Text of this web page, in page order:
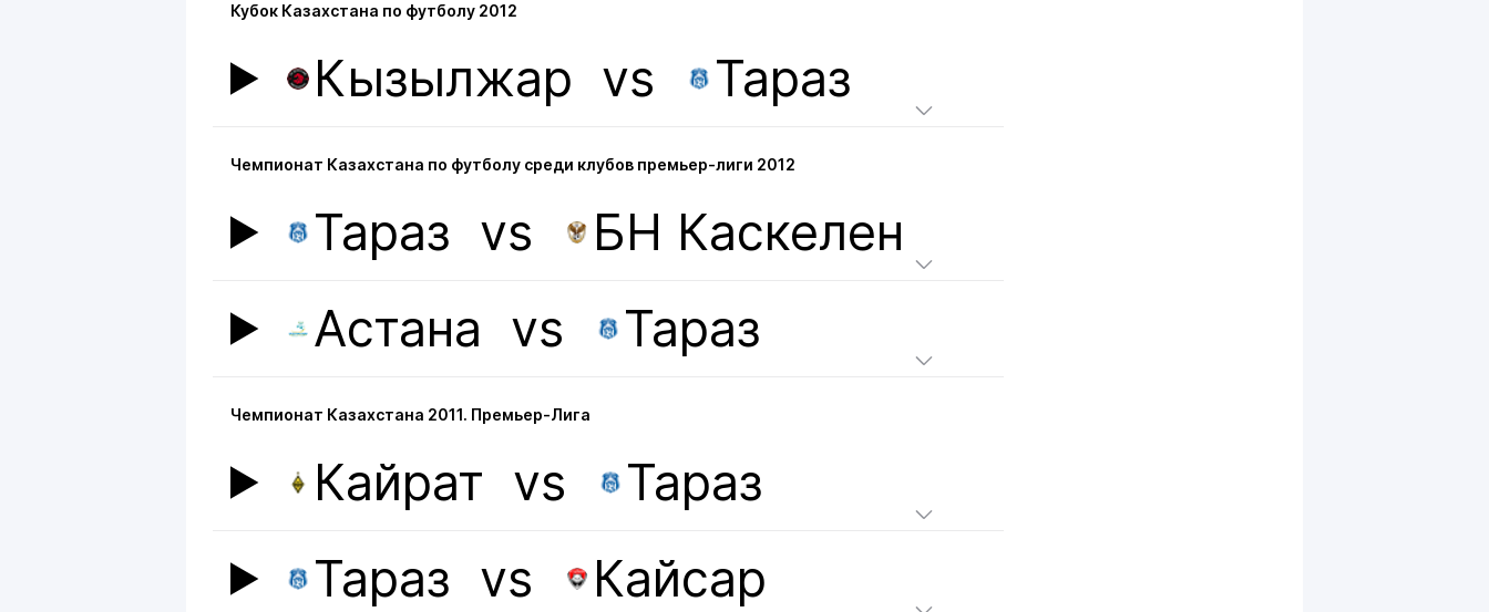
Кубок Казахстана по футболу 2012
Кызылжар vs Тараз
Чемпионат Казахстана по футболу среди клубов премьер-лиги 2012
Тараз vs
БН Каскелен
Астана vs Тараз
Чемпионат Казахстана 2011. Премьер-Лига
Кайрат vs
Тараз
Тараз vs
Кайсар